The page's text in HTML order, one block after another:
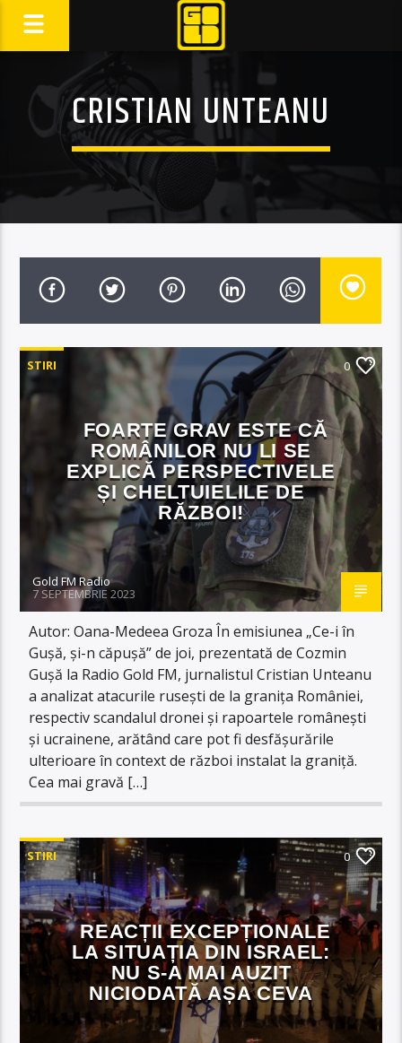
CRISTIAN UNTEANU
STIRI 0
FOARTE GRAV ESTE CĂ
ROMÂNILOR NU LI SE
EXPLICĂ PERSPECTIVELE
ȘI CHELTUIELILE DE
RĂZBOI!
Gold FM Radio
7 SEPTEMBRIE 2023
Autor: Oana-Medeea Groza În emisiunea „Ce-i în
Gușă, și-n căpușă” de joi, prezentată de Cozmin
Gușă la Radio Gold FM, jurnalistul Cristian Unteanu
a analizat atacurile rusești de la granița României,
respectiv scandalul dronei și rapoartele românești
și ucrainene, arătând care pot fi desfășurările
ulterioare în context de război instalat la graniță.
Cea mai gravă […]
STIRI 0
REACȚII EXCEPȚIONALE
LA SITUAȚIA DIN ISRAEL:
NU S-A MAI AUZIT
NICIODATĂ AȘA CEVA